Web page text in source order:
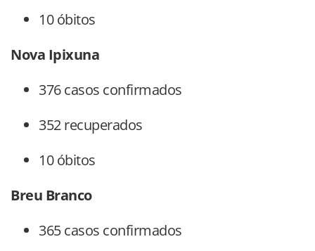
10 óbitos
Nova Ipixuna
376 casos confirmados
352 recuperados
10 óbitos
Breu Branco
365 casos confirmados